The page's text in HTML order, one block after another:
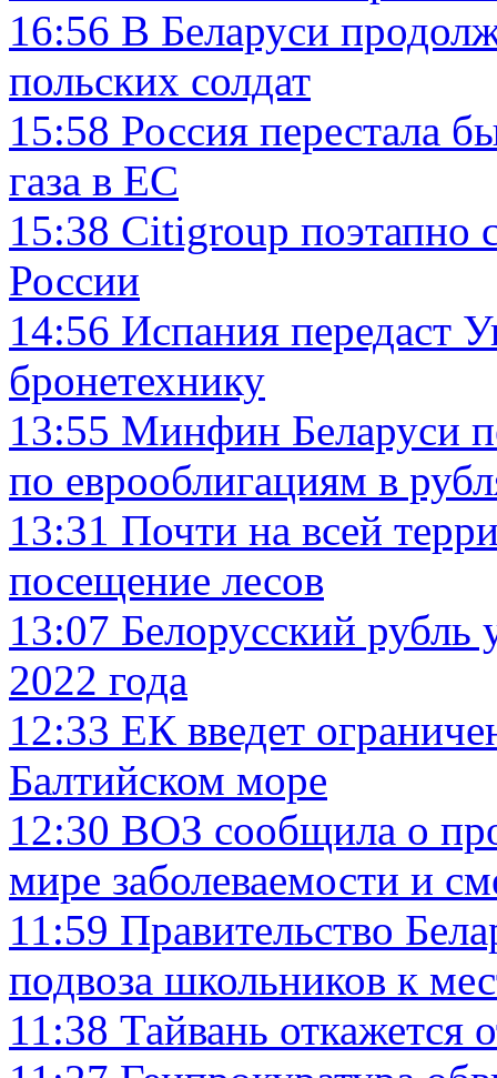
16:56 В Беларуси
польских солдат
15:58 Россия перестала
газа в ЕС
15:38 Сitigroup поэтапно
России
14:56 Испания передаст
бронетехнику
13:55 Минфин Беларуси
по еврооблигациям в
13:31 Почти на всей
посещение лесов
13:07 Белорусский рубль
2022 года
12:33 ЕК введет
Балтийском море
12:30 ВОЗ сообщила о
мире заболеваемости и
11:59 Правительство
подвоза школьников к
11:38 Тайвань откажется